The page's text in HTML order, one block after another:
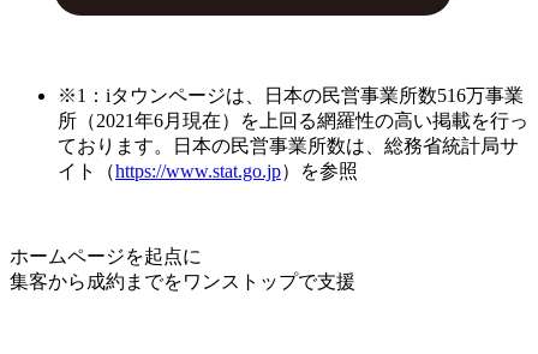
※1：iタウンページは、日本の民営事業所数516万事業
所（2021年6月現在）を上回る網羅性の高い掲載を行っ
ております。日本の民営事業所数は、総務省統計局サ
イト（https://www.stat.go.jp）を参照
ホームページを起点に
集客から成約までをワンストップで支援